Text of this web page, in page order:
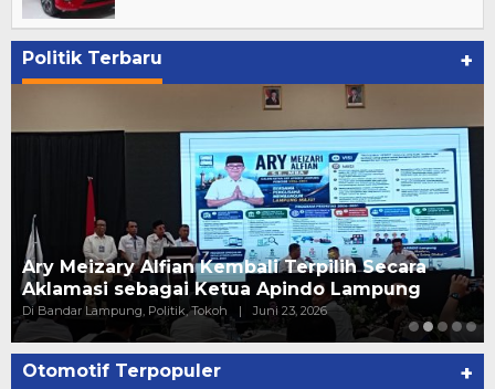
Politik Terbaru +
Pelantikan Relawan PAN Bandar Lampung, ini
kata Putri Zulhas
Di ADV, Politik | Juni 20, 2026
Otomotif Terpopuler +